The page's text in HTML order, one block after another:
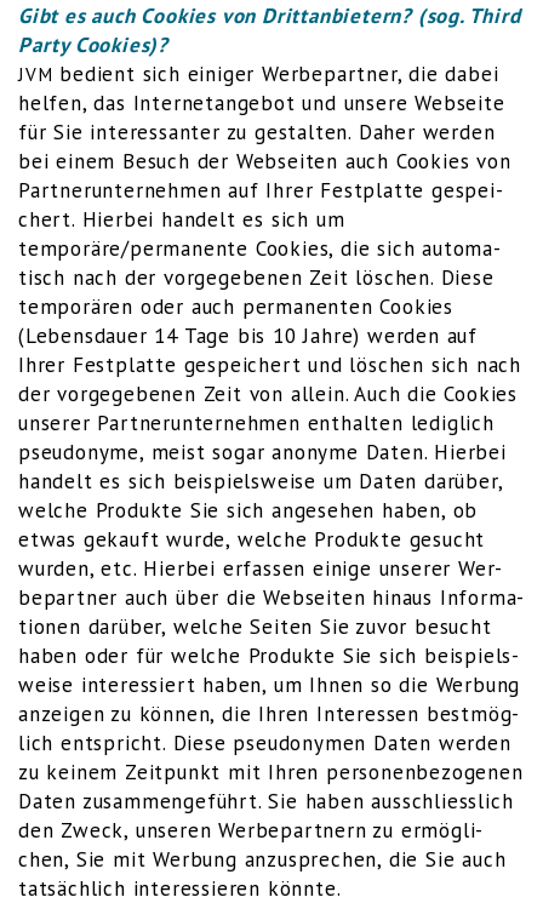
Gibt es auch Coo­kies von Dritt­an­bie­tern? (sog. Third
Par­ty Cookies)?
JVM bedient sich eini­ger Wer­be­part­ner, die dabei
hel­fen, das Inter­net­an­ge­bot und unse­re Web­sei­te
für Sie inter­es­san­ter zu gestal­ten. Daher wer­den
bei einem Besuch der Web­sei­ten auch Coo­kies von
Part­ner­un­ter­neh­men auf Ihrer Fest­plat­te gespei­
chert. Hier­bei han­delt es sich um
temporäre/permanente Coo­kies, die sich auto­ma­
tisch nach der vor­ge­ge­be­nen Zeit löschen. Die­se
tem­po­rä­ren oder auch per­ma­nen­ten Coo­kies
(Lebens­dau­er 14 Tage bis 10 Jah­re) wer­den auf
Ihrer Fest­plat­te gespei­chert und löschen sich nach
der vor­ge­ge­be­nen Zeit von allein. Auch die Coo­kies
unse­rer Part­ner­un­ter­neh­men ent­hal­ten ledig­lich
pseud­ony­me, meist sogar anony­me Daten. Hier­bei
han­delt es sich bei­spiels­wei­se um Daten dar­über,
wel­che Pro­duk­te Sie sich ange­se­hen haben, ob
etwas gekauft wur­de, wel­che Pro­duk­te gesucht
wur­den, etc. Hier­bei erfas­sen eini­ge unse­rer Wer­
be­part­ner auch über die Web­sei­ten hin­aus Infor­ma­
tio­nen dar­über, wel­che Sei­ten Sie zuvor besucht
haben oder für wel­che Pro­duk­te Sie sich bei­spiels­
wei­se inter­es­siert haben, um Ihnen so die Wer­bung
anzei­gen zu kön­nen, die Ihren Inter­es­sen best­mög­
lich ent­spricht. Die­se pseud­ony­men Daten wer­den
zu kei­nem Zeit­punkt mit Ihren per­so­nen­be­zo­ge­nen
Daten zusam­men­ge­führt. Sie haben aus­schliess­lich
den Zweck, unse­ren Wer­be­part­nern zu ermög­li­
chen, Sie mit Wer­bung anzu­spre­chen, die Sie auch
tat­säch­lich inter­es­sie­ren könnte.